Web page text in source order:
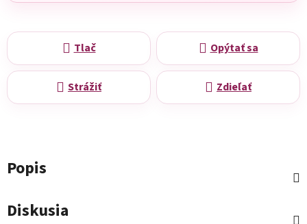
Tlač Opýtať sa
Strážiť Zdieľať
Popis
Diskusia